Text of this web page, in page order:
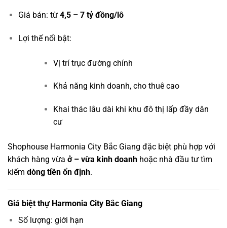
Giá bán: từ 4,5 – 7 tỷ đồng/lô
Lợi thế nổi bật:
Vị trí trục đường chính
Khả năng kinh doanh, cho thuê cao
Khai thác lâu dài khi khu đô thị lấp đầy dân
cư
Shophouse Harmonia City Bắc Giang đặc biệt phù hợp với
khách hàng vừa ở – vừa kinh doanh hoặc nhà đầu tư tìm
kiếm dòng tiền ổn định.
Giá biệt thự Harmonia City Bắc Giang
Số lượng: giới hạn